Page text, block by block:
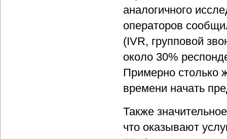
аналогичного
операторов
(IVR, групповой
около 30%
Примерно столько
времени начать
Также
что оказывают